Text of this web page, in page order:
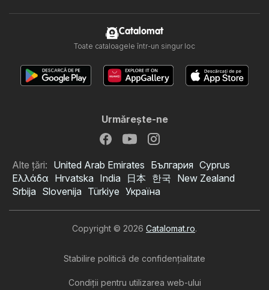
Catalomat
Toate cataloagele într-un singur loc
Urmăreşte-ne
Alte țări: United Arab Emirates България Cyprus
Ελλάδα Hrvatska India 日本 한국 New Zealand
Srbija Slovenija Türkiye Україна
Copyright © 2026 Catalomat.ro.
Stabilire politică de confidenţialitate
Condiţii pentru utilizarea web-ului